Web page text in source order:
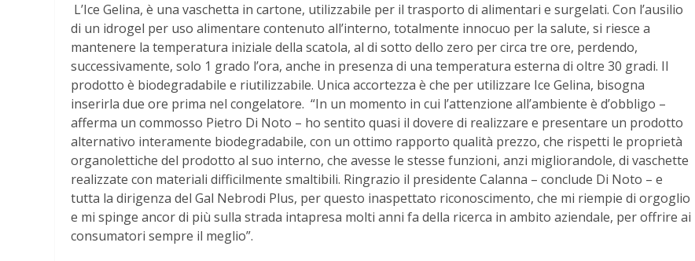
L’Ice Gelina, è una vaschetta in cartone, utilizzabile per il trasporto di alimentari e surgelati. Con l’ausilio
di un idrogel per uso alimentare contenuto all’interno, totalmente innocuo per la salute, si riesce a
mantenere la temperatura iniziale della scatola, al di sotto dello zero per circa tre ore, perdendo,
successivamente, solo 1 grado l’ora, anche in presenza di una temperatura esterna di oltre 30 gradi. Il
prodotto è biodegradabile e riutilizzabile. Unica accortezza è che per utilizzare Ice Gelina, bisogna
inserirla due ore prima nel congelatore. “In un momento in cui l’attenzione all’ambiente è d’obbligo –
afferma un commosso Pietro Di Noto – ho sentito quasi il dovere di realizzare e presentare un prodotto
alternativo interamente biodegradabile, con un ottimo rapporto qualità prezzo, che rispetti le proprietà
organolettiche del prodotto al suo interno, che avesse le stesse funzioni, anzi migliorandole, di vaschette
realizzate con materiali difficilmente smaltibili. Ringrazio il presidente Calanna – conclude Di Noto – e
tutta la dirigenza del Gal Nebrodi Plus, per questo inaspettato riconoscimento, che mi riempie di orgoglio
e mi spinge ancor di più sulla strada intapresa molti anni fa della ricerca in ambito aziendale, per offrire ai
consumatori sempre il meglio”.